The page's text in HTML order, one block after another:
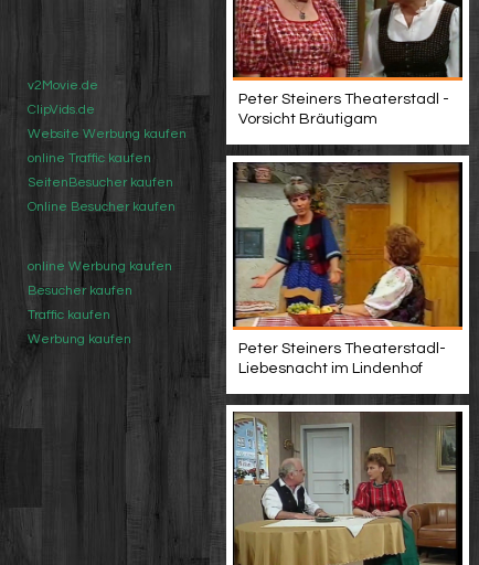
v2Movie.de
ClipVids.de
Website Werbung kaufen
online Traffic kaufen
SeitenBesucher kaufen
Online Besucher kaufen
online Werbung kaufen
Besucher kaufen
Traffic kaufen
Werbung kaufen
Peter Steiners Theaterstadl -
Vorsicht Bräutigam
Peter Steiners Theaterstadl-
Liebesnacht im Lindenhof